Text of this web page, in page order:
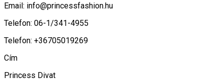
Email: info@princessfashion.hu
Telefon: 06-1/341-4955
Telefon: +36705019269
Cím
Princess Divat